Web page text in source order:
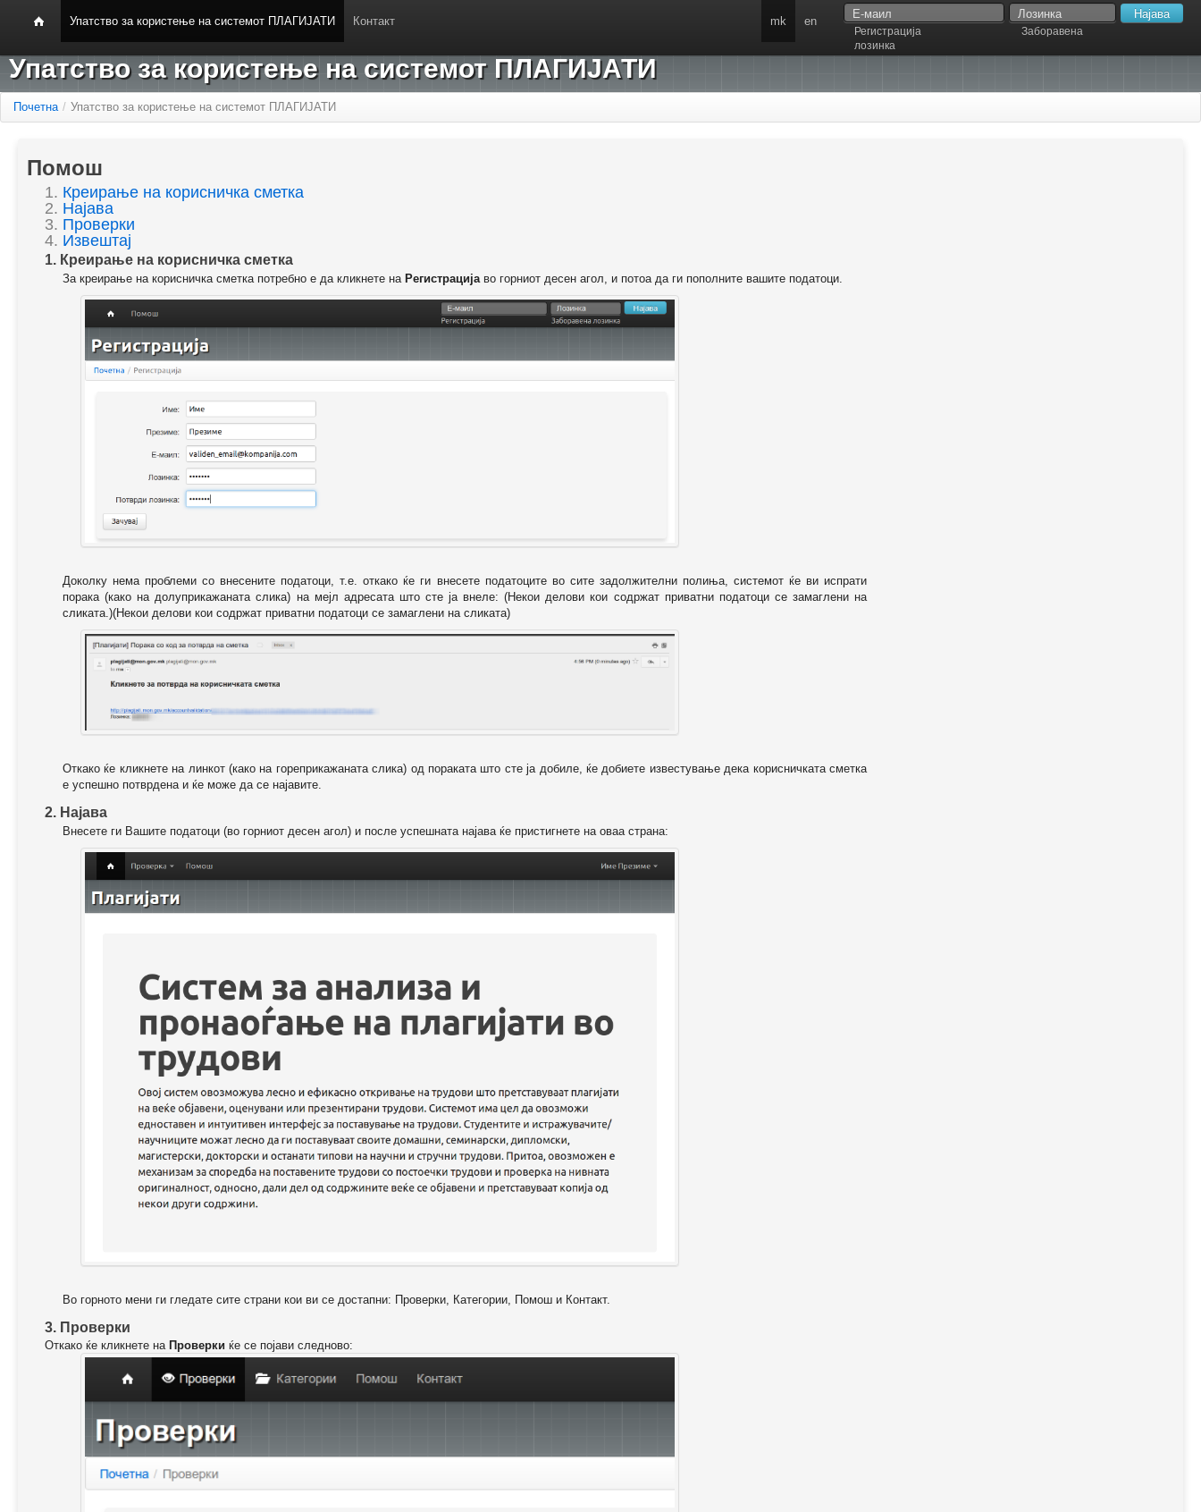
Упатство за користење на системот ПЛАГИЈАТИ Контакт
Регистрација
Заборавена
лозинка
mk en
Упатство за користење на системот ПЛАГИЈАТИ
Почетна / Упатство за користење на системот ПЛАГИЈАТИ
Помош
1. Креирање на корисничка сметка
2. Најава
3. Проверки
4. Извештај
1. Креирање на корисничка сметка
За креирање на корисничка сметка потребно е да кликнете на Регистрацијаво горниот десен агол, и потоа да ги пополните вашите податоци.
Доколку нема проблеми со внесените податоци, т.е. откако ќе ги внесете податоците во сите задолжителни полиња, системот ќе ви испрати
порака (како на долуприкажаната слика) на мејл адресата што сте ја внеле: (Некои делови кои содржат приватни податоци се замаглени на
сликата.)(Некои делови кои содржат приватни податоци се замаглени на сликата)
Откако ќе кликнете на линкот (како на гореприкажаната слика) од пораката што сте ја добиле, ќе добиете известување дека корисничката сметка
е успешно потврдена и ќе може да се најавите.
2. Најава
Внесете ги Вашите податоци (во горниот десен агол) и после успешната најава ќе пристигнете на оваа страна:
Во горното мени ги гледате сите страни кои ви се достапни: Проверки, Категории, Помош и Контакт.
3. Проверки
Откако ќе кликнете на Проверки ќе се појави следново: